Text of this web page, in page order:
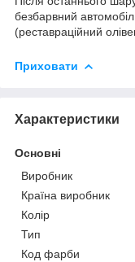
безбарвний
(реставраційний
Приховати
Характеристики
Основні
Виробник
Країна виробник
Колір
Тип
Код фарби